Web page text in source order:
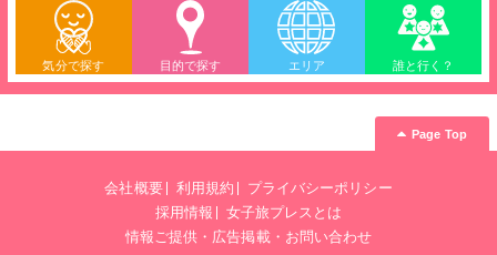
気分で探す 目的で探す エリア 誰と行く？
Page Top
会社概要 利用規約
プライバシーポリシー
採用情報
女子旅プレスとは
情報ご提供・広告掲載・お問い合わせ